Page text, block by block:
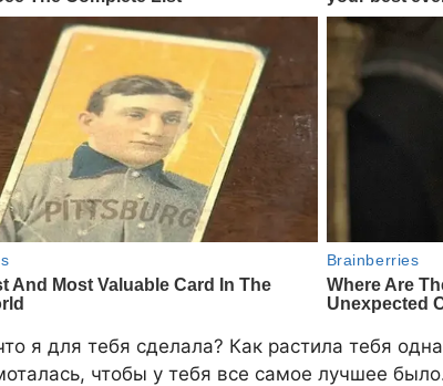
я для тебя сделала? Как растила тебя
чтобы у тебя все самое лучшее